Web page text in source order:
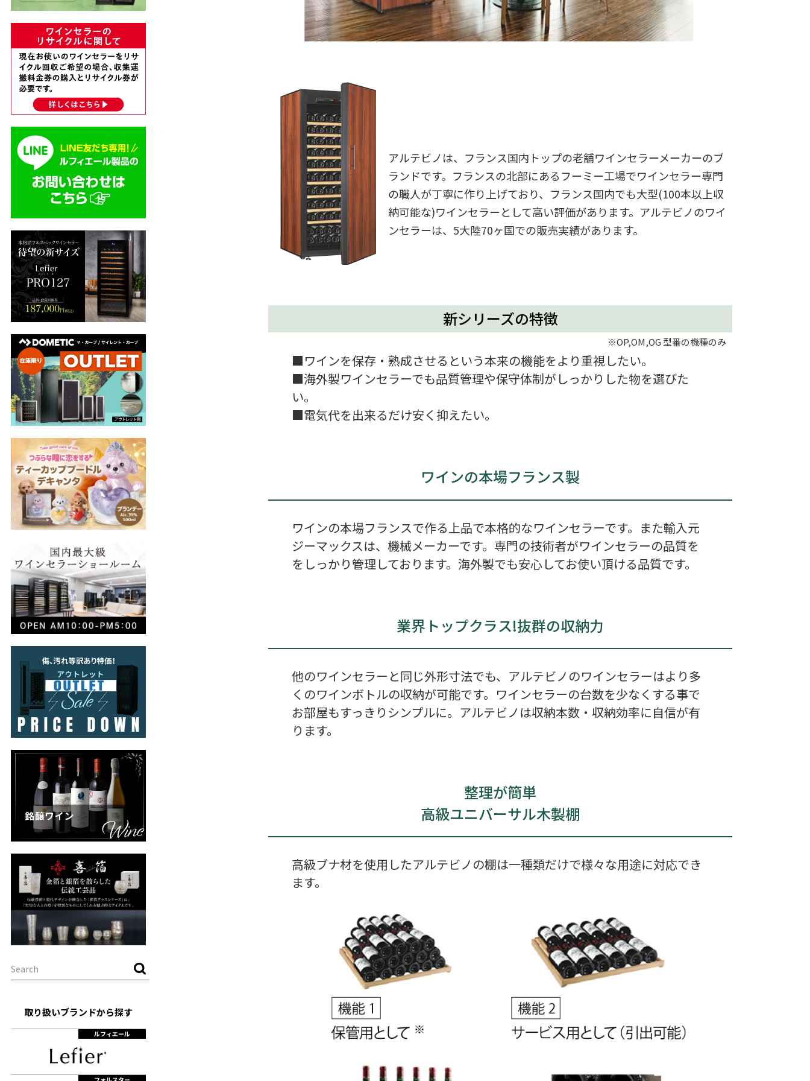
取り扱いブランドから探す
ルフィエール
アルテビノは、フランス国内トップの老舗ワインセラーメーカーのブ
ランドです。フランスの北部にあるフーミー工場でワインセラー専門
の職人が丁寧に作り上げており、フランス国内でも大型(100本以上収
納可能な)ワインセラーとして高い評価があります。アルテビノのワイ
ンセラーは、5大陸70ヶ国での販売実績があります。
新シリーズの特徴
※OP,OM,OG 型番の機種のみ
■ワインを保存・熟成させるという本来の機能をより重視したい。
■海外製ワインセラーでも品質管理や保守体制がしっかりした物を選びた
い。
■電気代を出来るだけ安く抑えたい。
ワインの本場フランス製
ワインの本場フランスで作る上品で本格的なワインセラーです。また輸入元
ジーマックスは、機械メーカーです。専門の技術者がワインセラーの品質を
をしっかり管理しております。海外製でも安心してお使い頂ける品質です。
業界トップクラス!抜群の収納力
他のワインセラーと同じ外形寸法でも、アルテビノのワインセラーはより多
くのワインボトルの収納が可能です。ワインセラーの台数を少なくする事で
お部屋もすっきりシンプルに。アルテビノは収納本数・収納効率に自信が有
ります。
整理が簡単
高級ユニバーサル木製棚
高級ブナ材を使用したアルテビノの棚は一種類だけで様々な用途に対応でき
ます。